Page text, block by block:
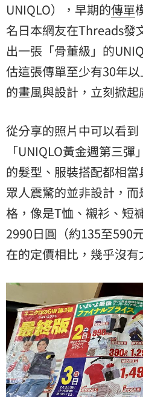
UNIQLO），早期的傳單
名日本網友在Threads發
出一張「骨董級」的
估這張傳單至少有30年
的畫風與設計，立刻掀起
從分享的照片中可以看
「UNIQLO黃金週第三
的髮型、服裝搭配都相
眾人震驚的並非設計，
格 ，像是T恤、襯衫、短
2990日圓（約135至590
在的定價相比，幾乎沒有